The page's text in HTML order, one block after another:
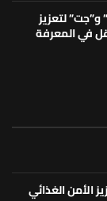
لتعزيز
في المعرفة
الأمن الغذائي